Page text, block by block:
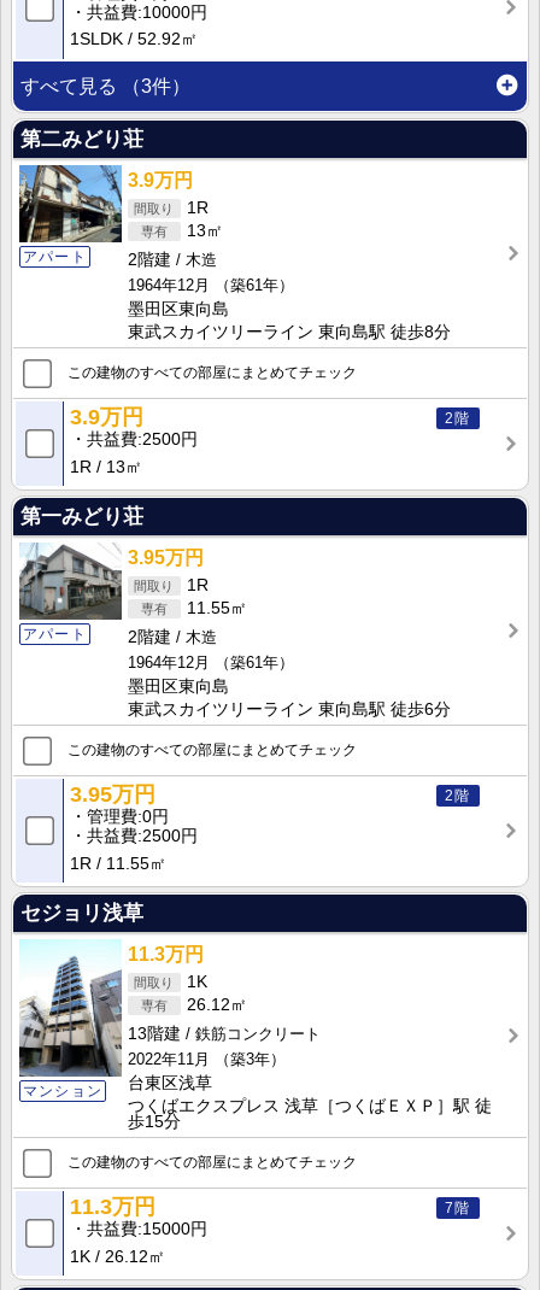
共益費 10000円
1SLDK
52.92㎡
すべて見る （3件）
第二みどり荘
アパート
3.9万円
1R
13㎡
2階建
木造
1964年12月
（築61年）
墨田区東向島
東武スカイツリーライン 東向島駅 徒歩8分
この建物のすべての部屋にまとめてチェック
2階
3.9万円
共益費 2500円
1R
13㎡
第一みどり荘
アパート
3.95万円
1R
11.55㎡
2階建
木造
1964年12月
（築61年）
墨田区東向島
東武スカイツリーライン 東向島駅 徒歩6分
この建物のすべての部屋にまとめてチェック
2階
3.95万円
管理費 0円
共益費 2500円
1R
11.55㎡
セジョリ浅草
マンション
11.3万円
1K
26.12㎡
13階建
鉄筋コンクリート
2022年11月
（築3年）
台東区浅草
つくばエクスプレス 浅草［つくばＥＸＰ］駅 徒
歩15分
この建物のすべての部屋にまとめてチェック
7階
11.3万円
共益費 15000円
1K
26.12㎡